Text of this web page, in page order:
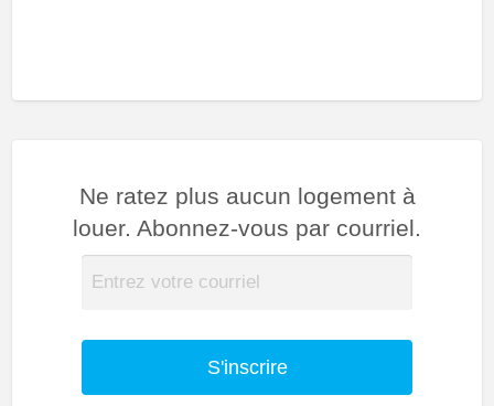
Ne ratez plus aucun logement à
louer. Abonnez-vous par courriel.
S'inscrire